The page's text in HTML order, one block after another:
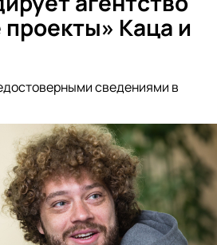
проекты» Каца и
сведениями в